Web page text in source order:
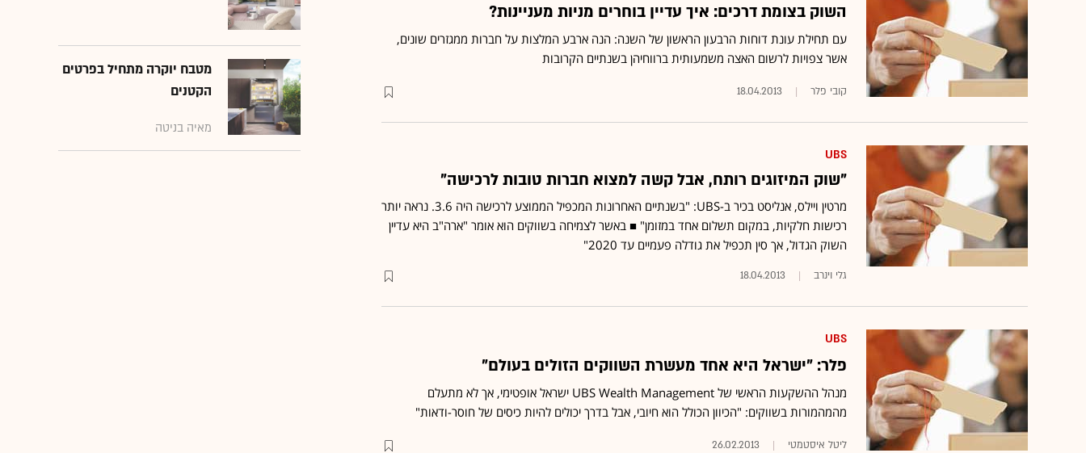
השוק בצומת דרכים: איך עדיין בוחרים מניות מעניינות?
עם תחילת עונת דוחות הרבעון הראשון של השנה: הנה ארבע המלצות על חברות ממגזרים שונים,
אשר צפויות לרשום האצה משמעותית ברווחיהן בשנתיים הקרובות
קובי פלר 18.04.2013
UBS
"שוק המיזוגים רותח, אבל קשה למצוא חברות טובות לרכישה"
מרטין ויילס, אנליסט בכיר ב-UBS: "בשנתיים האחרונות המכפיל הממוצע לרכישה היה 3.6. נראה יותר
רכישות חלקיות, במקום תשלום אחד במזומן" ■ באשר לצמיחה בשווקים הוא אומר "ארה"ב היא עדיין
השוק הגדול, אך סין תכפיל את גודלה פעמיים עד 2020"
גלי וינרב 18.04.2013
UBS
פלר: "ישראל היא אחד מעשרת השווקים הזולים בעולם"
מנהל ההשקעות הראשי של UBS Wealth Management ישראל אופטימי, אך לא מתעלם
מהמהמורות בשווקים: "הכיוון הכולל הוא חיובי, אבל בדרך יכולים להיות כיסים של חוסר-ודאות"
ליטל איסטמטי 26.02.2013
מטבח יוקרה מתחיל בפרטים
הקטנים
מאיה בניטה